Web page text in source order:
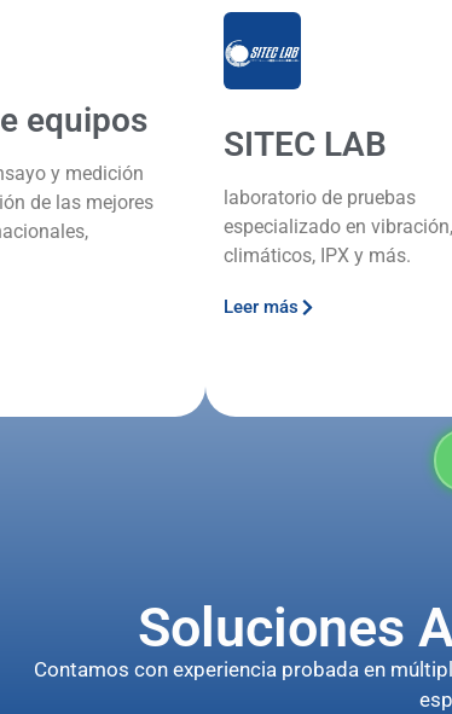
equipos
y medición
de las mejores
SITEC LAB
laboratorio de pruebas
especializado en vibración,
climáticos, IPX y más.
Leer más
Soluciones
Contamos con experiencia probada en